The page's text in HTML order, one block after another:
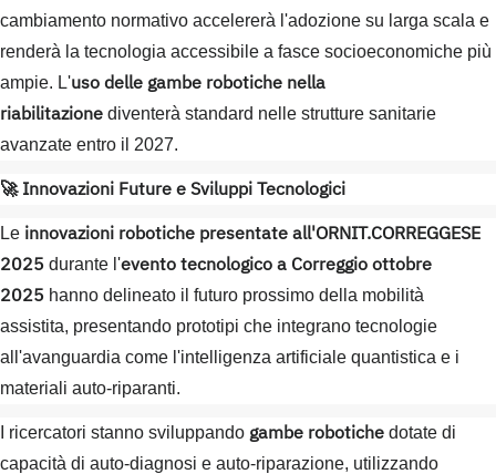
cambiamento normativo accelererà l'adozione su larga scala e
renderà la tecnologia accessibile a fasce socioeconomiche più
ampie. L'uso delle gambe robotiche nella
riabilitazione diventerà standard nelle strutture sanitarie
avanzate entro il 2027.
🚀 Innovazioni Future e Sviluppi Tecnologici
Le innovazioni robotiche presentate all'ORNIT.CORREGGESE
2025 durante l'evento tecnologico a Correggio ottobre
2025 hanno delineato il futuro prossimo della mobilità
assistita, presentando prototipi che integrano tecnologie
all'avanguardia come l'intelligenza artificiale quantistica e i
materiali auto-riparanti.
I ricercatori stanno sviluppando gambe robotiche dotate di
capacità di auto-diagnosi e auto-riparazione, utilizzando